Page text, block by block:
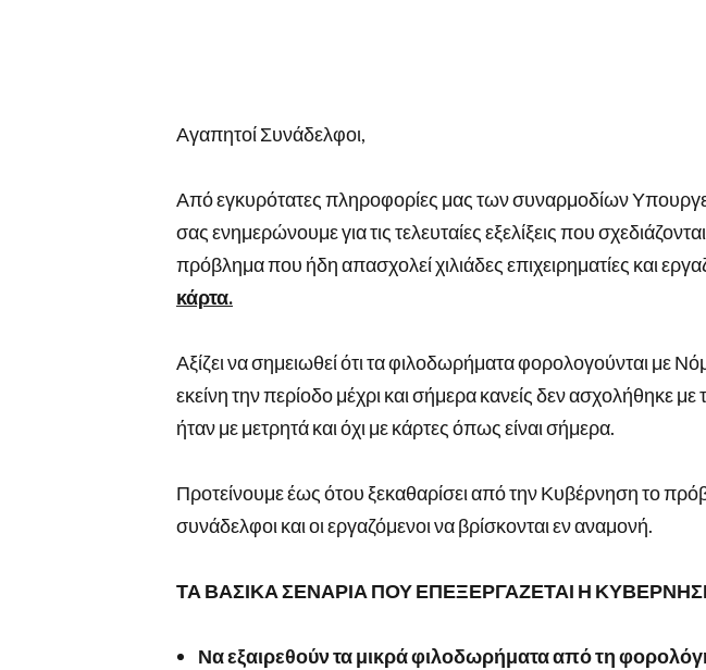
Αγαπητοί Συνάδελφοι,
Από εγκυρότατες πληροφορίες μας των συναρμοδίων
σας ενημερώνουμε για τις τελευταίες εξελίξεις που
πρόβλημα που ήδη απασχολεί χιλιάδες επιχειρηματίες και
κάρτα.
Αξίζει να σημειωθεί ότι τα φιλοδωρήματα φορολογούνται με
εκείνη την περίοδο μέχρι και σήμερα κανείς δεν ασχολήθηκε
ήταν με μετρητά και όχι με κάρτες όπως είναι σήμερα.
Προτείνουμε έως ότου ξεκαθαρίσει από την Κυβέρνηση το
συνάδελφοι και οι εργαζόμενοι να βρίσκονται εν αναμονή.
ΤΑ ΒΑΣΙΚΑ ΣΕΝΑΡΙΑ ΠΟΥ ΕΠΕΞΕΡΓΑΖΕΤΑΙ Η
Να εξαιρεθούν τα μικρά φιλοδωρήματα από τη